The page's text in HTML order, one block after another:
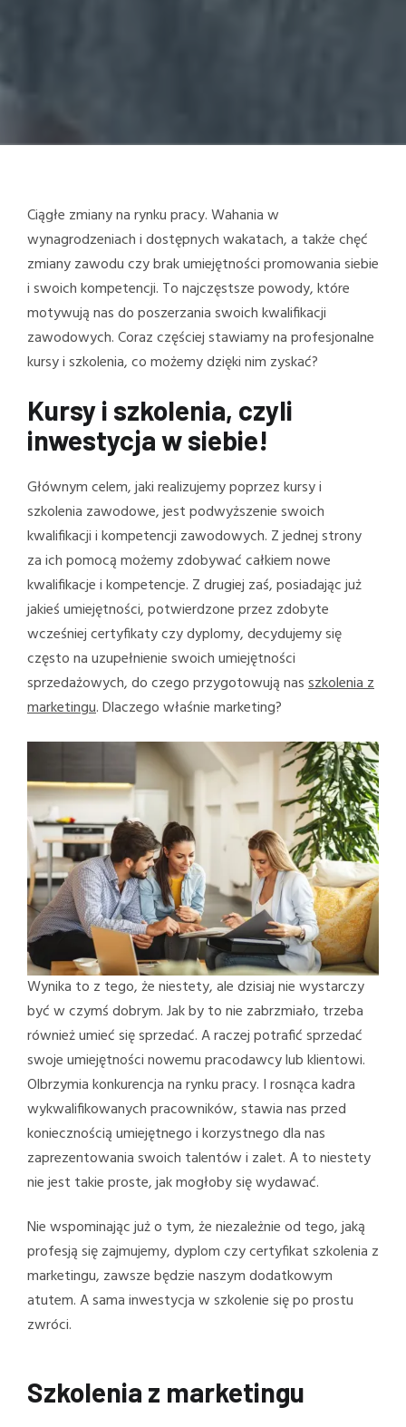
Ciągłe zmiany na rynku pracy. Wahania w
wynagrodzeniach i dostępnych wakatach, a także chęć
zmiany zawodu czy brak umiejętności promowania siebie
i swoich kompetencji. To najczęstsze powody, które
motywują nas do poszerzania swoich kwalifikacji
zawodowych. Coraz częściej stawiamy na profesjonalne
kursy i szkolenia, co możemy dzięki nim zyskać?
Kursy i szkolenia, czyli
inwestycja w siebie!
Głównym celem, jaki realizujemy poprzez kursy i
szkolenia zawodowe, jest podwyższenie swoich
kwalifikacji i kompetencji zawodowych. Z jednej strony
za ich pomocą możemy zdobywać całkiem nowe
kwalifikacje i kompetencje. Z drugiej zaś, posiadając już
jakieś umiejętności, potwierdzone przez zdobyte
wcześniej certyfikaty czy dyplomy, decydujemy się
często na uzupełnienie swoich umiejętności
sprzedażowych, do czego przygotowują nasszkolenia z
marketingu. Dlaczego właśnie marketing?
Wynika to z tego, że niestety, ale dzisiaj nie wystarczy
być w czymś dobrym. Jak by to nie zabrzmiało, trzeba
również umieć się sprzedać. A raczej potrafić sprzedać
swoje umiejętności nowemu pracodawcy lub klientowi.
Olbrzymia konkurencja na rynku pracy. I rosnąca kadra
wykwalifikowanych pracowników, stawia nas przed
koniecznością umiejętnego i korzystnego dla nas
zaprezentowania swoich talentów i zalet. A to niestety
nie jest takie proste, jak mogłoby się wydawać.
Nie wspominając już o tym, że niezależnie od tego, jaką
profesją się zajmujemy, dyplom czy certyfikat szkolenia z
marketingu, zawsze będzie naszym dodatkowym
atutem. A sama inwestycja w szkolenie się po prostu
zwróci.
Szkolenia z marketingu